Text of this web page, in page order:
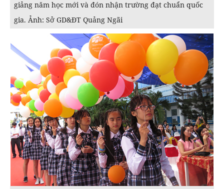
giảng năm học mới và đón nhận trường đạt chuẩn quốc
gia. Ảnh: Sở GD&ĐT Quảng Ngãi